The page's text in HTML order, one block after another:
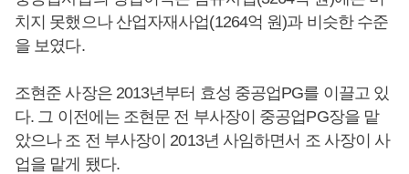
치지 못했으나 산업자재사업(1264억 원)과 비슷한 수준
을 보였다.
조현준 사장은 2013년부터 효성 중공업PG를 이끌고 있
다. 그 이전에는 조현문 전 부사장이 중공업PG장을 맡
았으나 조 전 부사장이 2013년 사임하면서 조 사장이 사
업을 맡게 됐다.